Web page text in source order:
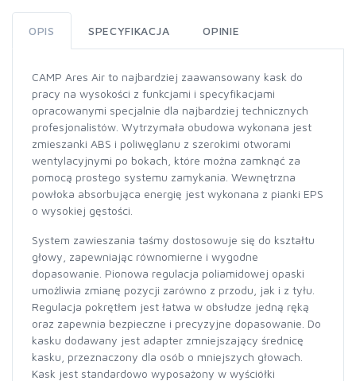
OPIS SPECYFIKACJA OPINIE
CAMP Ares Air to najbardziej zaawansowany kask do
pracy na wysokości z funkcjami i specyfikacjami
opracowanymi specjalnie dla najbardziej technicznych
profesjonalistów. Wytrzymała obudowa wykonana jest
zmieszanki ABS i poliwęglanu z szerokimi otworami
wentylacyjnymi po bokach, które można zamknąć za
pomocą prostego systemu zamykania. Wewnętrzna
powłoka absorbująca energię jest wykonana z pianki EPS
o wysokiej gęstości.
System zawieszania taśmy dostosowuje się do kształtu
głowy, zapewniając równomierne i wygodne
dopasowanie. Pionowa regulacja poliamidowej opaski
umożliwia zmianę pozycji zarówno z przodu, jak i z tyłu.
Regulacja pokrętłem jest łatwa w obsłudze jedną ręką
oraz zapewnia bezpieczne i precyzyjne dopasowanie. Do
kasku dodawany jest adapter zmniejszający średnicę
kasku, przeznaczony dla osób o mniejszych głowach.
Kask jest standardowo wyposażony w wyściółki